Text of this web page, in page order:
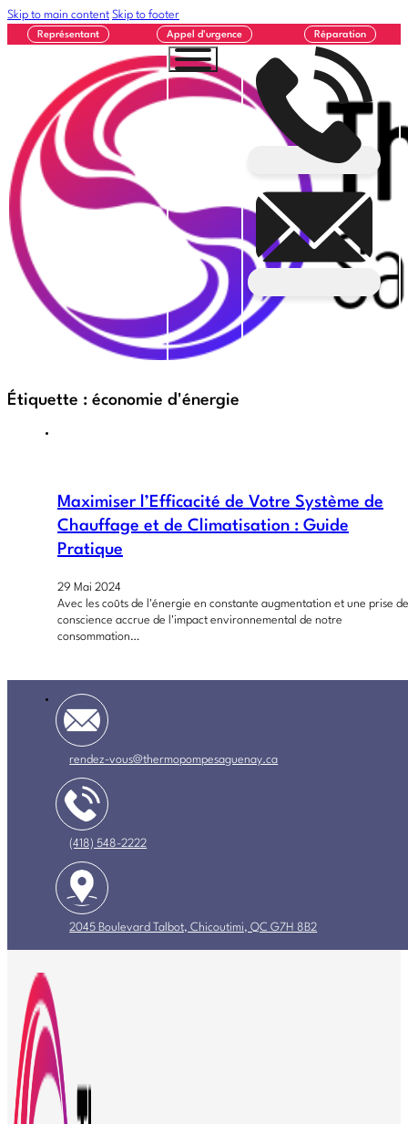
Skip to main content Skip to footer
Représentant Appel d'urgence Réparation
Étiquette : économie d'énergie
Maximiser l’Efficacité de Votre Système de
Chauffage et de Climatisation : Guide
Pratique
29 Mai 2024
Avec les coûts de l'énergie en constante augmentation et une prise de
conscience accrue de l'impact environnemental de notre
consommation…
rendez-vous@thermopompesaguenay.ca
(418) 548-2222
2045 Boulevard Talbot, Chicoutimi, QC G7H 8B2